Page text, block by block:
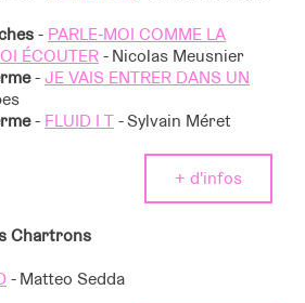
- PARLE-MOI COMME LA
ÉCOUTER- Nicolas Meusnier
-JE VAIS ENTRER DANS UN
- FLUID I T- Sylvain Méret
+ d'infos
Chartrons
- Matteo Sedda